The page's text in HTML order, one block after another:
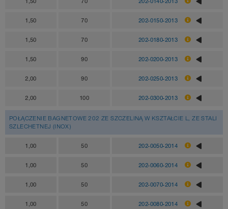
1,50 70 202-0150-2013
1,50 70 202-0180-2013
1,50 90 202-0200-2013
2,00 90 202-0250-2013
2,00 100 202-0300-2013
POŁĄCZENIE BAGNETOWE 202 ZE SZCZELINĄ W KSZTAŁCIE L, ZE STALI
SZLECHETNEJ (INOX)
1,00 50 202-0050-2014
1,00 50 202-0060-2014
1,00 50 202-0070-2014
1,00 50 202-0080-2014